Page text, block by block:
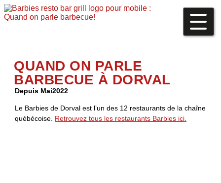
QUAND ON PARLE
BARBECUE À DORVAL
Depuis Mai2022
Le Barbies de Dorval est l’un des 12 restaurants de la chaîne
québécoise. Retrouvez tous les restaurants Barbies ici.